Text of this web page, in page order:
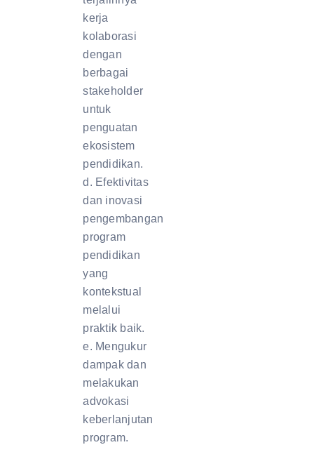
kerja
kolaborasi
dengan
berbagai
stakeholder
untuk
penguatan
ekosistem
pendidikan.
d. Efektivitas
dan inovasi
pengembangan
program
pendidikan
yang
kontekstual
melalui
praktik baik.
e. Mengukur
dampak dan
melakukan
advokasi
keberlanjutan
program.